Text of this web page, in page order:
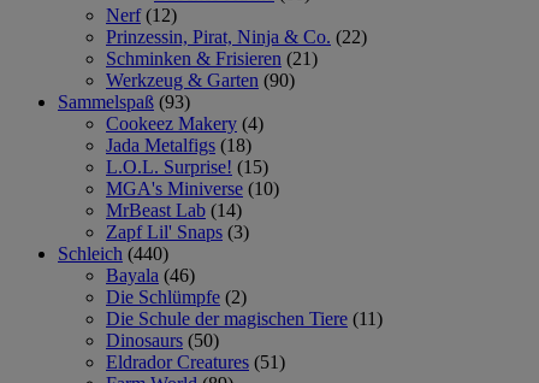
Nerf (12)
Prinzessin, Pirat, Ninja & Co. (22)
Schminken & Frisieren (21)
Werkzeug & Garten (90)
Sammelspaß (93)
Cookeez Makery (4)
Jada Metalfigs (18)
L.O.L. Surprise! (15)
MGA's Miniverse (10)
MrBeast Lab (14)
Zapf Lil' Snaps (3)
Schleich (440)
Bayala (46)
Die Schlümpfe (2)
Die Schule der magischen Tiere (11)
Dinosaurs (50)
Eldrador Creatures (51)